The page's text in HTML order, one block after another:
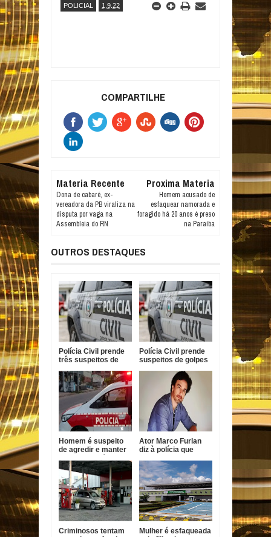
POLICIAL 1.9.22
COMPARTILHE
Materia Recente
Dona de cabaré, ex-
vereadora da PB viraliza na
disputa por vaga na
Assembleia do RN
Proxima Materia
Homem acusado de
esfaquear namorada e
foragido há 20 anos é preso
na Paraíba
OUTROS DESTAQUES
Polícia Civil prende
três suspeitos de
contra idosos em
Sapé
Polícia Civil prende
suspeitos de golpes
Homem é suspeito
de agredir e manter
na Paraíba
Ator Marco Furlan
diz à polícia que
com namorada após
prisão por estupro
de vulnerável
Criminosos tentam
Mulher é esfaqueada